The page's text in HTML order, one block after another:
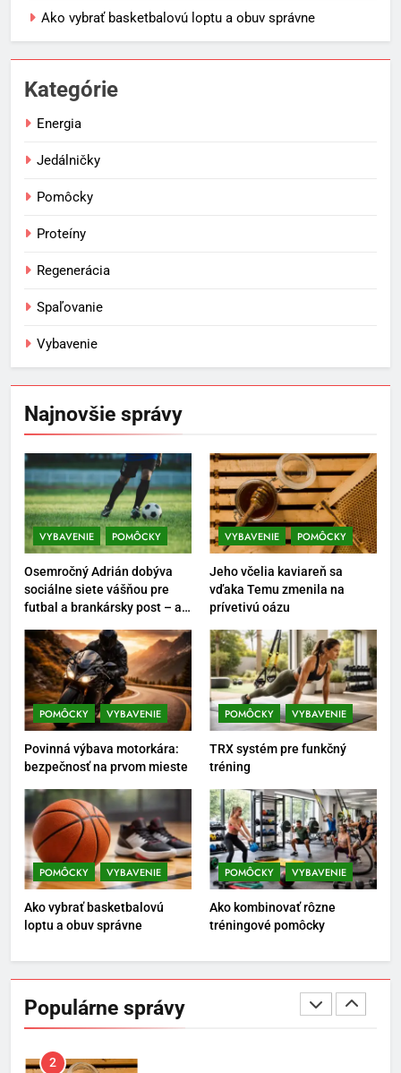
Ako vybrať basketbalovú loptu a obuv správne
Kategórie
Energia
Jedálničky
Pomôcky
Proteíny
Regenerácia
Spaľovanie
Vybavenie
Najnovšie správy
VYBAVENIE POMÔCKY
Osemročný Adrián dobýva
sociálne siete vášňou pre
futbal a brankársky post – aj
VYBAVENIE POMÔCKY
Jeho včelia kaviareň sa
vďaka Temu zmenila na
prívetivú oázu
POMÔCKY VYBAVENIE
Povinná výbava motorkára:
bezpečnosť na prvom mieste
POMÔCKY VYBAVENIE
TRX systém pre funkčný
tréning
POMÔCKY VYBAVENIE
Ako vybrať basketbalovú
loptu a obuv správne
POMÔCKY VYBAVENIE
Ako kombinovať rôzne
tréningové pomôcky
Populárne správy
5
Ako vybrať basketbalovú loptu a
obuv správne
POMÔCKY VYBAVENIE
6
Ako kombinovať rôzne
tréningové pomôcky
POMÔCKY VYBAVENIE
7
POMÔCKY VYBAVENIE
8
Najlepšie doplnky pre
motocyklistov na dlhé trasy
ENERGIA VYBAVENIE
Osemročný Adrián dobýva
a brankársky post – aj vďaka
produktom z Temu
POMÔCKY
2